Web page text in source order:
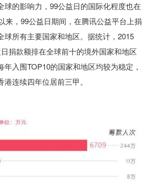
球的影响力，99公益日的国际化程度也在
来，99公益日期间，在腾讯公益平台上捐
球所有主要国家和地区。据统计，2015
捐款额排在全球前十的境外国家和地区
年入围TOP10的国家和地区均较为稳定，
连续四年位居前三甲。